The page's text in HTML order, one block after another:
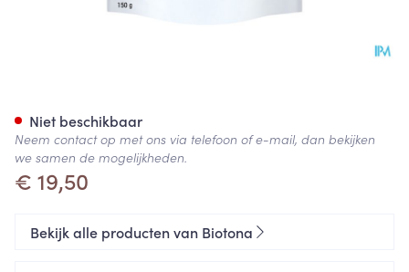
€ 19,50
Niet beschikbaar
Neem contact op met ons via telefoon of e-mail, dan bekijken
we samen de mogelijkheden.
Bekijk alle producten van Biotona